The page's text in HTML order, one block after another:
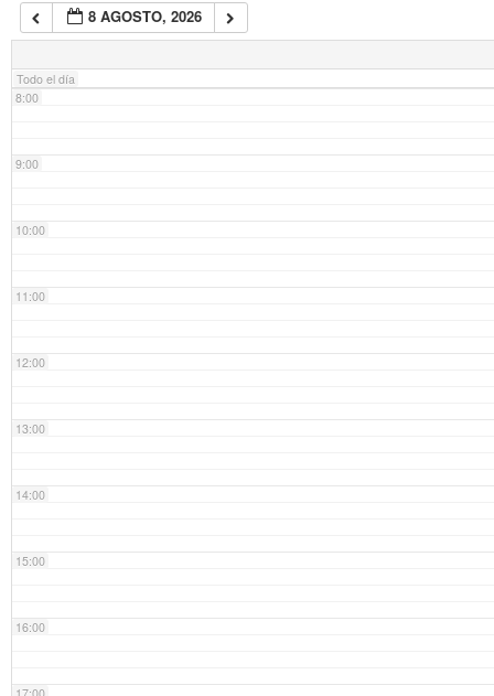
8 AGOSTO, 2026
Todo el día
7:00
8:00
9:00
10:00
11:00
12:00
13:00
14:00
15:00
16:00